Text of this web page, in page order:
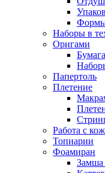
Формы
Наборы в
Оригами
Папертоль
Плетение
Работа с
Топиарии
Фоамиран
Замша